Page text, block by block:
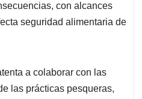
con alcances
seguridad alimentaria de
a colaborar con las
las prácticas pesqueras,